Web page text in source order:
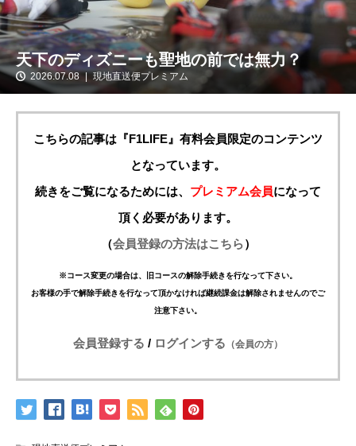
天下のディズニーも聖地の前では無力？
2026.07.08 現地直送便プレミアム
こちらの記事は『F1LIFE』有料会員限定のコンテンツ
となっています。
続きをご覧になるためには、 プレミアム会員になって
頂く必要があります。
（会員登録の方法はこちら）
※コース変更の場合は、旧コースの解除手続きを行なって下さい。
お客様の手で解除手続きを行なって頂かなければ継続課金は解除されませんのでご
注意下さい。
会員登録する / ログインする （会員の方）